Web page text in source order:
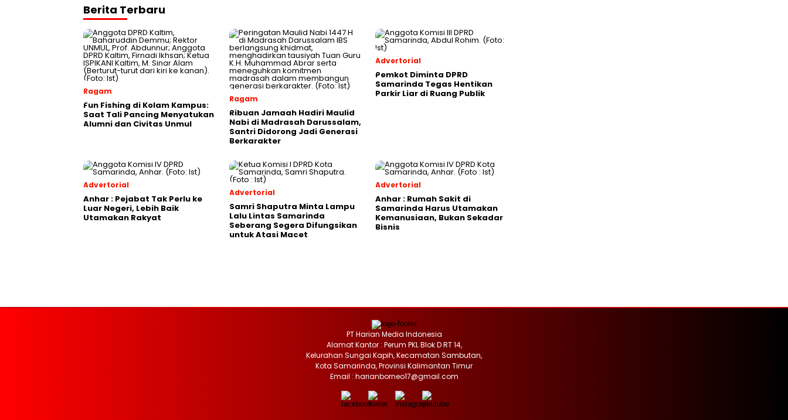
Berita Terbaru
Ragam
Fun Fishing di Kolam Kampus:
Saat Tali Pancing Menyatukan
Alumni dan Civitas Unmul
Ragam
Ribuan Jamaah Hadiri Maulid
Nabi di Madrasah Darussalam,
Santri Didorong Jadi Generasi
Berkarakter
Advertorial
Pemkot Diminta DPRD
Samarinda Tegas Hentikan
Parkir Liar di Ruang Publik
Advertorial
Anhar : Pejabat Tak Perlu ke
Luar Negeri, Lebih Baik
Utamakan Rakyat
Advertorial
Samri Shaputra Minta Lampu
Lalu Lintas Samarinda
Seberang Segera Difungsikan
untuk Atasi Macet
Advertorial
Anhar : Rumah Sakit di
Samarinda Harus Utamakan
Kemanusiaan, Bukan Sekadar
Bisnis
PT Harian Media Indonesia
Alamat Kantor : Perum PKL Blok D RT 14,
Kelurahan Sungai Kapih, Kecamatan Sambutan,
Kota Samarinda, Provinsi Kalimantan Timur
Email : harianborneo17@gmail.com